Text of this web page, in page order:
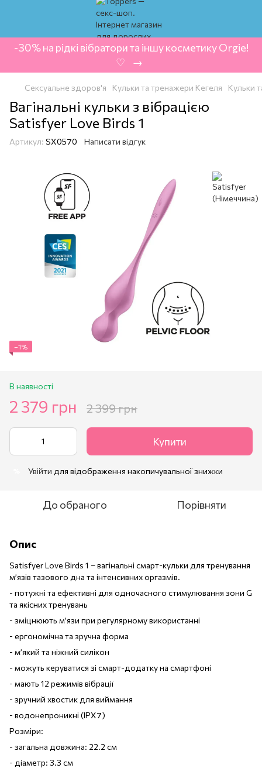
-30% на рідкі вібратори та іншу косметику Orgie!
‍ ♡ ‍ → ‍
Сексуальне здоров'я Кульки та тренажери Кегеля Кульки
Вагінальні кульки з вібрацією
Satisfyer Love Birds 1
Артикул: SX0570 Написати відгук
−1%
В наявності
2 379 грн 2 399 грн
Купити
Увійти для відображення накопичувальної знижки
До обраного Порівняти
Опис
Satisfyer Love Birds 1 – вагінальні смарт-кульки для тренування
м’язів тазового дна та інтенсивних оргазмів.
- потужні та ефективні для одночасного стимулювання зони G
та якісних тренувань
- зміцнюють м’язи при регулярному використанні
- ергономічна та зручна форма
- м’який та ніжний силікон
- можуть керуватися зі смарт-додатку на смартфоні
- мають 12 режимів вібрації
- зручний хвостик для виймання
- водонепроникні (IPX7)
Розміри:
- загальна довжина: 22.2 см
- діаметр: 3.3 см